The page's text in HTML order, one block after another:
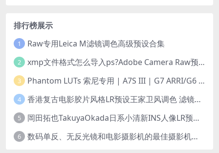
排行榜展示
1 Raw专用Leica M滤镜调色高级预设合集
2 xmp文件格式怎么导入ps?Adobe Camera Raw预设导入方法,ACR预设安装教程xmp文件格式怎么导入ps
3 Phantom LUTs 索尼专用 | A7S III | G7 ARRI/G6 FILM (2023最新版本)
4 香港复古电影胶片风格LR预设王家卫风调色 滤镜支持PR/PS/FCPX/达芬奇/AE/LUT
5 岡田拓也TakuyaOkada日系小清新INS人像LR预设PR/PS/AE/FCPX/LUT预设 LR100001
6 数码单反、无反光镜和电影摄影机的最佳摄影机设置